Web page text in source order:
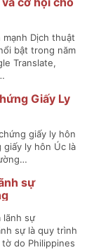
Dịch thuật
bật trong năm
Translate,
Giấy Ly
giấy ly hôn
giấy ly hôn Úc là
sự
lãnh sự
sự là quy trình
do Philippines